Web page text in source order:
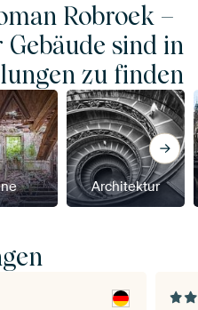
Robroek –
Gebäude sind in
zu finden
Architektur